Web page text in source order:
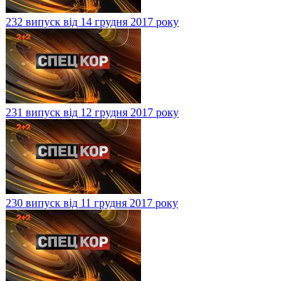
232 випуск від 14 грудня 2017 року
231 випуск від 12 грудня 2017 року
230 випуск від 11 грудня 2017 року